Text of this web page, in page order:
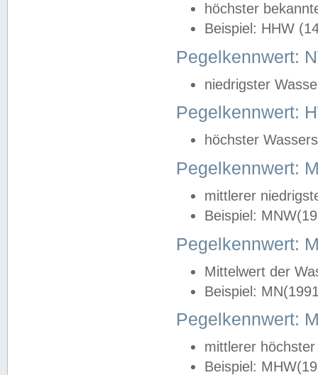
höchster
Beispiel: HHW
Pegelkennwert:
niedrigster
Pegelkennwert:
höchster
Pegelkennwert:
mittlerer
Beispiel:
Pegelkennwert:
Mittelwert der
Beispiel:
Pegelkennwert:
mittlerer
Beispiel: